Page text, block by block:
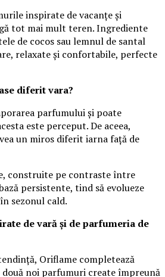
inspirate de vacanțe și
tot mai mult teren. Ingrediente
de cocos sau lemnul de santal
relaxate și confortabile, perfecte
diferit vara?
parfumului și poate
este perceput. De aceea,
un miros diferit iarna față de
construite pe contraste între
persistente, tind să evolueze
sezonul cald.
de vară și de parfumeria de
Oriflame completează
două noi parfumuri create împreună